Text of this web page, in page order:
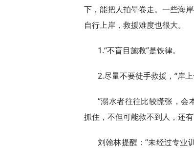
下，能把人拍晕卷走。一些海
自行上岸，救援难度也很大。
1.“不盲目施救”是铁律。
2.尽量不要徒手救援，“岸
“溺水者往往比较慌张，会
抓住，不但可能救不到人，还
刘翰林提醒：“未经过专业